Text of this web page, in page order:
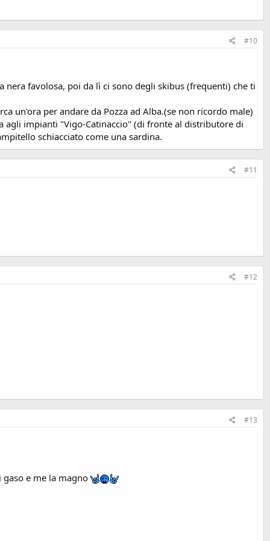
#10
favolosa, poi da lì ci sono degli skibus (frequenti) che ti
un'ora per andare da Pozza ad Alba.(se non ricordo male)
agli impianti "Vigo-Catinaccio" (di fronte al distributore di
schiacciato come una sardina.
#11
#12
#13
e me la magno